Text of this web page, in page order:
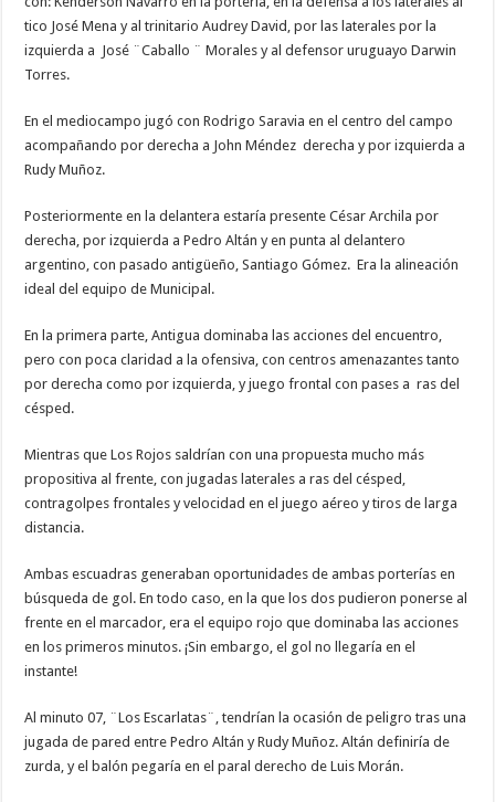
tico José Mena y al trinitario Audrey David, por las laterales por la
izquierda a José ¨Caballo ¨ Morales y al defensor uruguayo Darwin
Torres.
En el mediocampo jugó con Rodrigo Saravia en el centro del campo
acompañando por derecha a John Méndez derecha y por izquierda a
Rudy Muñoz.
Posteriormente en la delantera estaría presente César Archila por
derecha, por izquierda a Pedro Altán y en punta al delantero
argentino, con pasado antigüeño, Santiago Gómez. Era la alineación
ideal del equipo de Municipal.
En la primera parte, Antigua dominaba las acciones del encuentro,
pero con poca claridad a la ofensiva, con centros amenazantes tanto
por derecha como por izquierda, y juego frontal con pases a ras del
césped.
Mientras que Los Rojos saldrían con una propuesta mucho más
propositiva al frente, con jugadas laterales a ras del césped,
contragolpes frontales y velocidad en el juego aéreo y tiros de larga
distancia.
Ambas escuadras generaban oportunidades de ambas porterías en
búsqueda de gol. En todo caso, en la que los dos pudieron ponerse al
frente en el marcador, era el equipo rojo que dominaba las acciones
en los primeros minutos. ¡Sin embargo, el gol no llegaría en el
instante!
Al minuto 07, ¨Los Escarlatas¨, tendrían la ocasión de peligro tras una
jugada de pared entre Pedro Altán y Rudy Muñoz. Altán definiría de
zurda, y el balón pegaría en el paral derecho de Luis Morán.